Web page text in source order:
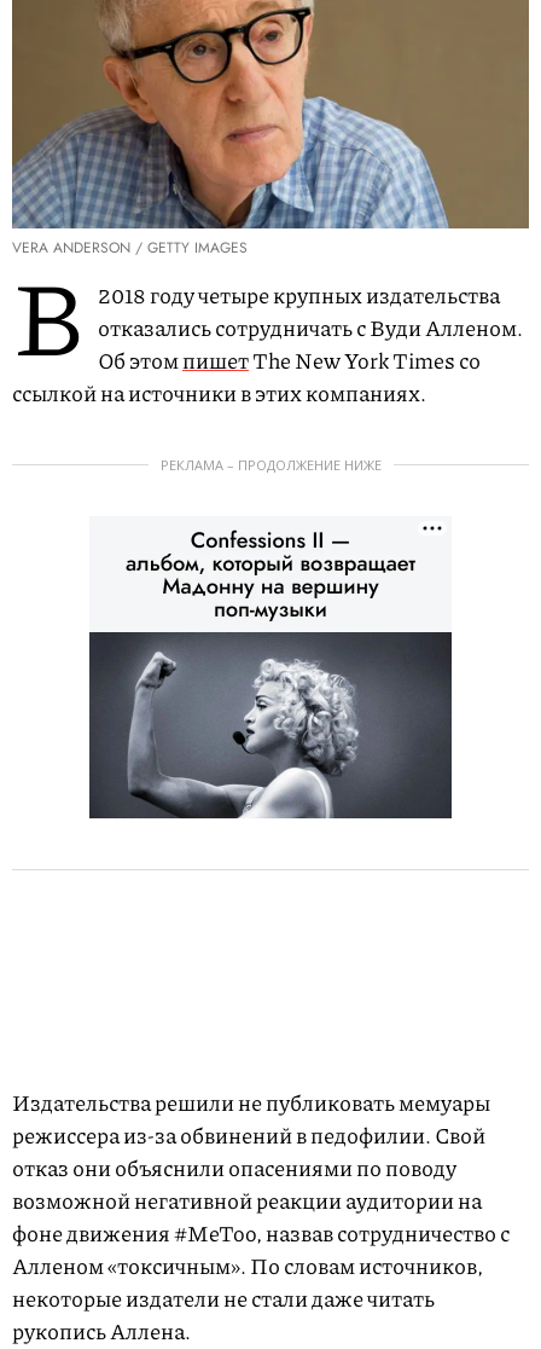
VERA ANDERSON / GETTY IMAGES
В
2018 году четыре крупных издательства
отказались сотрудничать с Вуди Алленом.
Об этомпишетThe New York Times со
ссылкой на источники в этих компаниях.
РЕКЛАМА – ПРОДОЛЖЕНИЕ НИЖЕ
Издательства решили не публиковать мемуары
режиссера из-за обвинений в педофилии. Свой
отказ они объяснили опасениями по поводу
возможной негативной реакции аудитории на
фоне движения #MeToo, назвав сотрудничество с
Алленом «токсичным». По словам источников,
некоторые издатели не стали даже читать
рукопись Аллена.